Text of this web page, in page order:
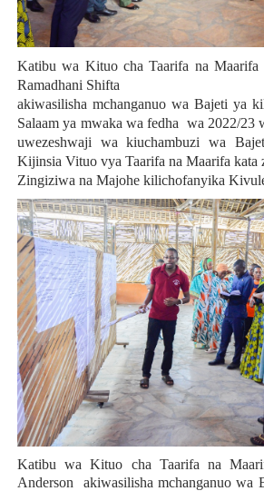
Katibu wa Kituo cha Taarifa na Maarifa
Ramadhani Shifta
akiwasilisha mchanganuo wa Bajeti ya
Salaam ya mwaka wa fedha wa 2022/23
uwezeshwaji wa kiuchambuzi wa
Kijinsia Vituo vya Taarifa na Maarifa
Zingiziwa na Majohe kilichofanyika
Katibu wa Kituo cha Taarifa na
Anderson akiwasilisha mchanganuo wa